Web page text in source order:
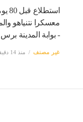
معسكرا نتنياهو
- بوابة المدينة برس
غير مصنف منذ 14 دقيقة